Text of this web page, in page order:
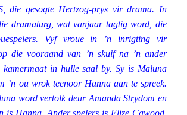
die gesogte Hertzog-prys vir drama. In
dramaturg, wat vanjaar tagtig word, die
Vyf vroue in ’n inrigting vir
die vooraand van ’n skuif na ’n ander
kamermaat in hulle saal by. Sy is Maluna
’n ou wrok teenoor Hanna aan te spreek.
word vertolk deur Amanda Strydom en
is Hanna. Ander spelers is Elize Cawood,